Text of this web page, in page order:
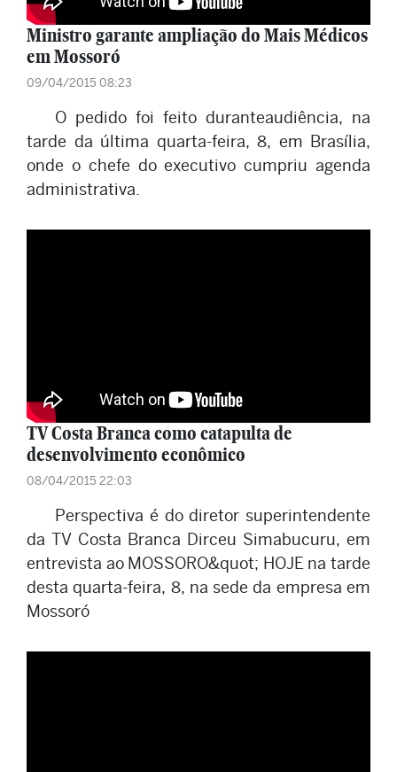
Ministro garante ampliação do Mais Médicos
em Mossoró
09/04/2015 08:23
O pedido foi feito duranteaudiência, na
tarde da última quarta-feira, 8, em Brasília,
onde o chefe do executivo cumpriu agenda
administrativa.
TV Costa Branca como catapulta de
desenvolvimento econômico
08/04/2015 22:03
Perspectiva é do diretor superintendente
da TV Costa Branca Dirceu Simabucuru, em
entrevista ao MOSSORO&quot; HOJE na tarde
desta quarta-feira, 8, na sede da empresa em
Mossoró